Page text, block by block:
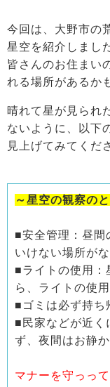
今回は、大野市の
星空を紹介しまし
皆さんのお住まい
れる場所があるか
晴れて星が見られ
ないように、以下
見上げてみてくだ
～星空の観察の
■安全管理：昼間
いけない場所が
■ライトの使用：
ら、ライトの使
■ゴミは必ず持ち
■民家などが近く
ず、夜間はお静か
マナーを守っっ